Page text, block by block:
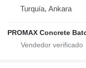
Turquía, Ankara
PROMAX Concrete